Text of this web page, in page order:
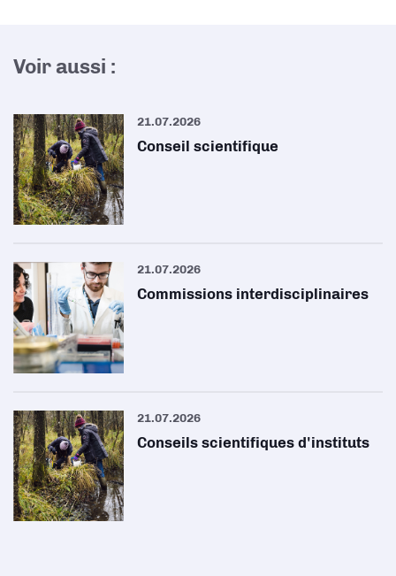
Voir aussi :
21.07.2026
Conseil scientifique
21.07.2026
Commissions interdisciplinaires
21.07.2026
Conseils scientifiques d'instituts